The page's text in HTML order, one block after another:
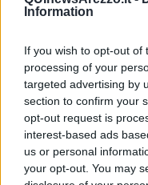
Information
If you wish to opt-out of
processing of your
targeted advertising by
section to confirm your
opt-out request is
interest-based ads
us or personal
your opt-out. You may
Premio
Al via la
Musica e
L'Epifania
Nomi